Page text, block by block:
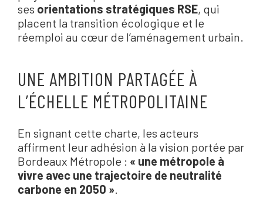
ses orientations stratégiques RSE, qui
placent la transition écologique et le
réemploi au cœur de l’aménagement urbain.
UNE AMBITION PARTAGÉE À
L’ÉCHELLE MÉTROPOLITAINE
En signant cette charte, les acteurs
affirment leur adhésion à la vision portée par
Bordeaux Métropole : « une métropole à
vivre avec une trajectoire de neutralité
carbone en 2050 »